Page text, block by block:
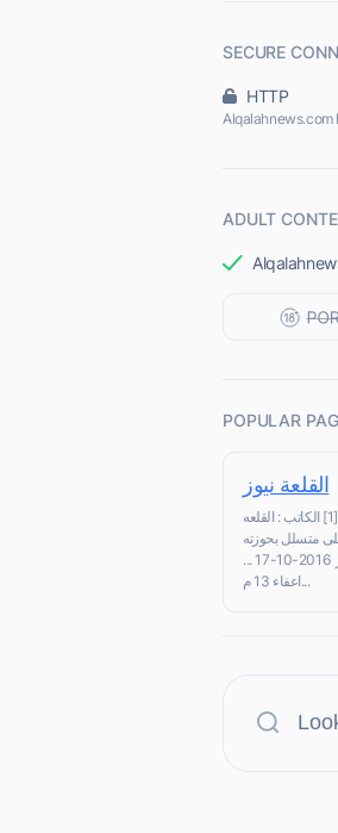
SECURE
HTTP
Alqalahnews.com
ADULT
POPULAR
القلعة نيوز
حكومة الملقي تراجع أسعار أدوية[1] الكاتب : القلعه
على متسلل بحوزته
175 ألف حبة مخدرة[2] الكاتب : القلعه نيوز 2016-10-17 ...
اعفاء 13 م...